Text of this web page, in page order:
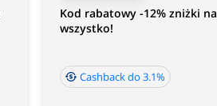
Kod rabatowy -12% zniżki na
wszystko!
Cashback do 3.1%